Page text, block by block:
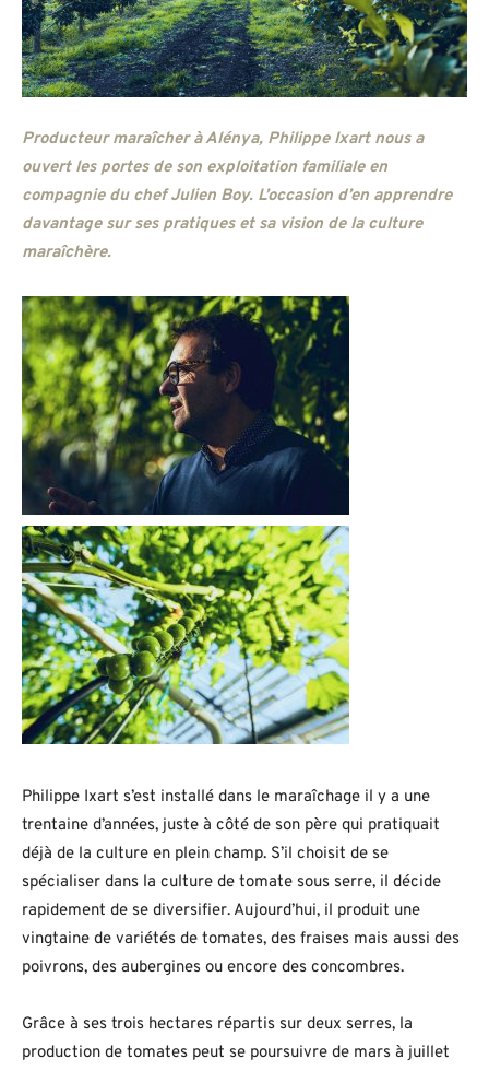
Producteur maraîcher à Alénya, Philippe Ixart nous a
ouvert les portes de son exploitation familiale en
compagnie du chef Julien Boy. L’occasion d’en apprendre
davantage sur ses pratiques et sa vision de la culture
maraîchère.
Philippe Ixart s’est installé dans le maraîchage il y a une
trentaine d’années, juste à côté de son père qui pratiquait
déjà de la culture en plein champ. S’il choisit de se
spécialiser dans la culture de tomate sous serre, il décide
rapidement de se diversifier. Aujourd’hui, il produit une
vingtaine de variétés de tomates, des fraises mais aussi des
poivrons, des aubergines ou encore des concombres.
Grâce à ses trois hectares répartis sur deux serres, la
production de tomates peut se poursuivre de mars à juillet